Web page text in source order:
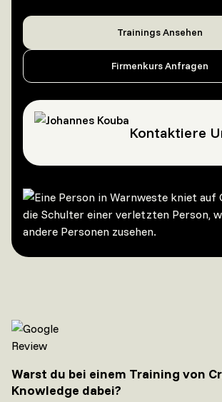
Trainings Ansehen
Firmenkurs Anfragen
Kontaktiere
Warst du bei einem Training von
Knowledge dabei?